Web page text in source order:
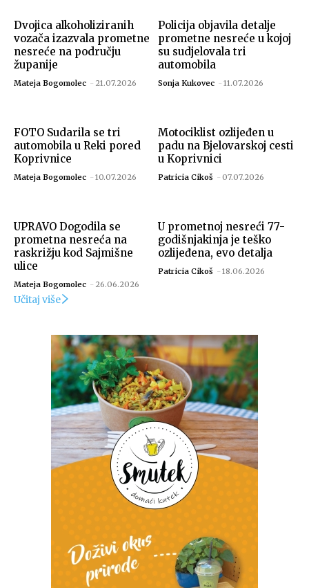
Dvojica alkoholiziranih
vozača izazvala prometne
nesreće na području
županije
Mateja Bogomolec - 21.07.2026
Policija objavila detalje
prometne nesreće u kojoj
su sudjelovala tri
automobila
Sonja Kukovec - 11.07.2026
FOTO Sudarila se tri
automobila u Reki pored
Koprivnice
Mateja Bogomolec - 10.07.2026
Motociklist ozlijeđen u
padu na Bjelovarskoj cesti
u Koprivnici
Patricia Cikoš - 07.07.2026
UPRAVO Dogodila se
prometna nesreća na
raskrižju kod Sajmišne
ulice
Mateja Bogomolec - 26.06.2026
U prometnoj nesreći 77-
godišnjakinja je teško
ozlijeđena, evo detalja
Patricia Cikoš - 18.06.2026
Učitaj više